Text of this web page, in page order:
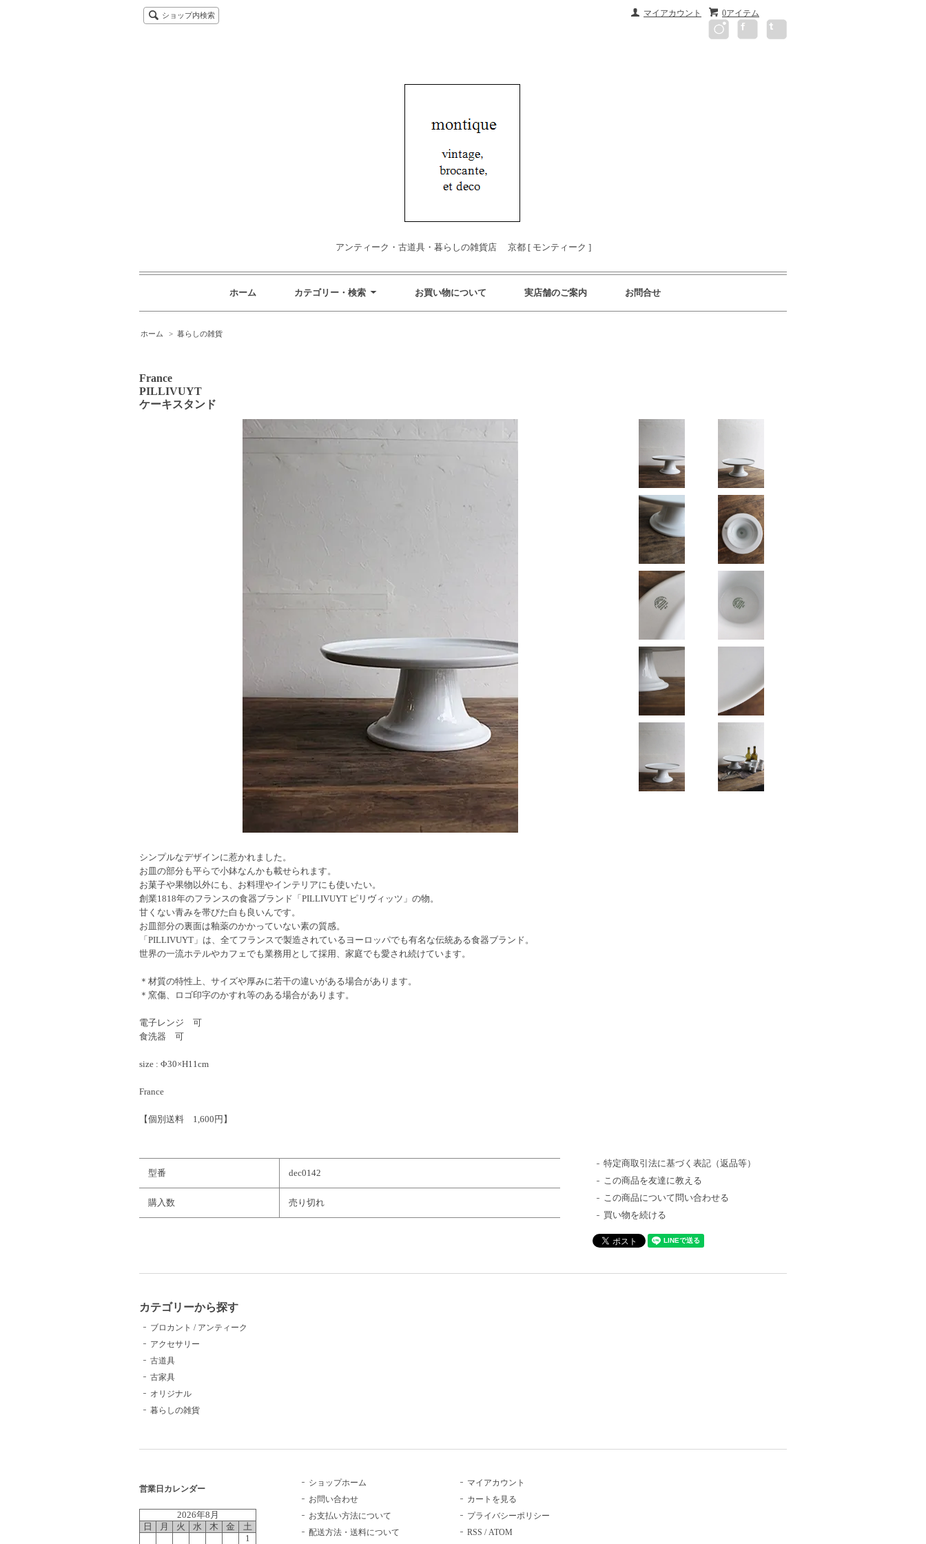
0アイテム
マイアカウント
ショップ内検索
アンティーク・古道具・暮らしの雑貨店 京都 [ モンティーク ]
ホーム カテゴリー・検索 お買い物について 実店舗のご案内 お問合せ
ホーム > 暮らしの雑貨
France
PILLIVUYT
ケーキスタンド
シンプルなデザインに惹かれました。
お皿の部分も平らで小鉢なんかも載せられます。
お菓子や果物以外にも、お料理やインテリアにも使いたい。
創業1818年のフランスの食器ブランド「PILLIVUYT ピリヴィッツ」の物。
甘くない青みを帯びた白も良いんです。
お皿部分の裏面は釉薬のかかっていない素の質感。
「PILLIVUYT」は、全てフランスで製造されているヨーロッパでも有名な伝統ある食器ブランド。
世界の一流ホテルやカフェでも業務用として採用、家庭でも愛され続けています。
＊材質の特性上、サイズや厚みに若干の違いがある場合があります。
＊窯傷、ロゴ印字のかすれ等のある場合があります。
電子レンジ 可
食洗器 可
size : Φ30×H11cm
France
【個別送料 1,600円】
型番 dec0142
購入数 売り切れ
特定商取引法に基づく表記（返品等）
この商品を友達に教える
この商品について問い合わせる
買い物を続ける
カテゴリーから探す
ブロカント / アンティーク
アクセサリー
古道具
古家具
オリジナル
暮らしの雑貨
営業日カレンダー
2026年8月
日
月 火 水 木 金
土
1
ショップホーム
お問い合わせ
お支払い方法について
配送方法・送料について
マイアカウント
カートを見る
プライバシーポリシー
RSS /ATOM